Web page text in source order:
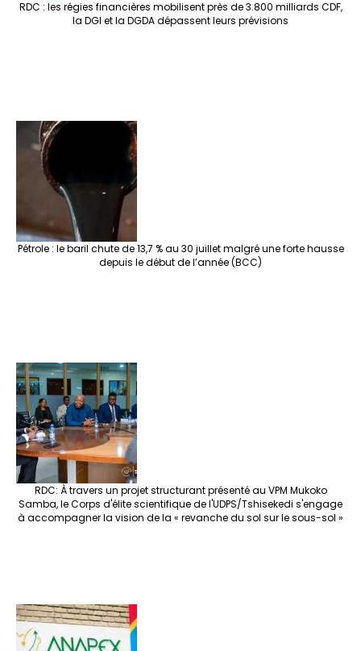
RDC : les régies financières mobilisent près de 3.800 milliards CDF,
la DGI et la DGDA dépassent leurs prévisions
Pétrole : le baril chute de 13,7 % au 30 juillet malgré une forte hausse
depuis le début de l’année (BCC)
RDC: À travers un projet structurant présenté au VPM Mukoko
Samba, le Corps d'élite scientifique de l'UDPS/Tshisekedi s'engage
à accompagner la vision de la « revanche du sol sur le sous-sol »